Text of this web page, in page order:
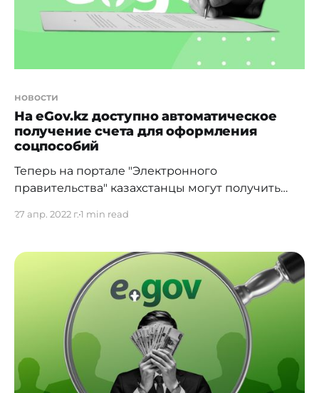
новости
На eGov.kz доступно автоматическое
получение счета для оформления
соцпособий
Теперь на портале "Электронного
правительства" казахстанцы могут получить
открыть специальный счет в трех банках. При
пенсий на eGov.kz не нужно вручную вносить
20-значный номер счета (IBAN). Система
получит доступные счета по ИИН заявителя, что
в свою очередь исключает вероятность
27 апр. 2022 г.1 min read